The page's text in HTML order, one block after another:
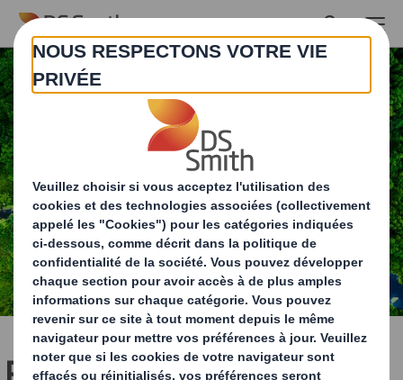
Skip to main content